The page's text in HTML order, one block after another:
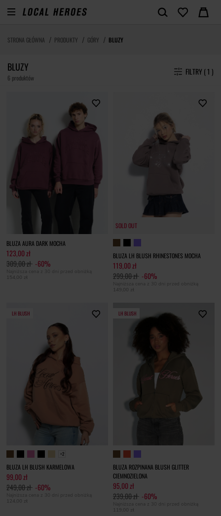
STRONA GŁÓWNA PRODUKTY GÓRY BLUZY
BLUZY
6 produktów
FILTRY ( 1 )
BLUZA AURA DARK MOCHA
123,00 zł
309,00 zł -60%
Najniższa cena z 30 dni przed obniżką
154,00 zł
SOLD OUT
BLUZA LH BLUSH RHINESTONES MOCHA
119,00 zł
299,00 zł -60%
Najniższa cena z 30 dni przed obniżką
149,00 zł
LH BLUSH
+2
BLUZA LH BLUSH KARMELOWA
99,00 zł
249,00 zł -60%
Najniższa cena z 30 dni przed obniżką
124,00 zł
LH BLUSH
BLUZA ROZPINANA BLUSH GLITTER
CIEMNOZIELONA
95,00 zł
239,00 zł -60%
Najniższa cena z 30 dni przed obniżką
119,00 zł